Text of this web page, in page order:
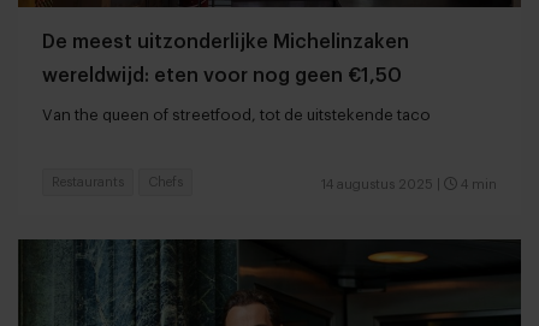
De meest uitzonderlijke Michelinzaken
wereldwijd: eten voor nog geen €1,50
Van the queen of streetfood, tot de uitstekende taco
14 augustus 2025 4 min
Restaurants Chefs